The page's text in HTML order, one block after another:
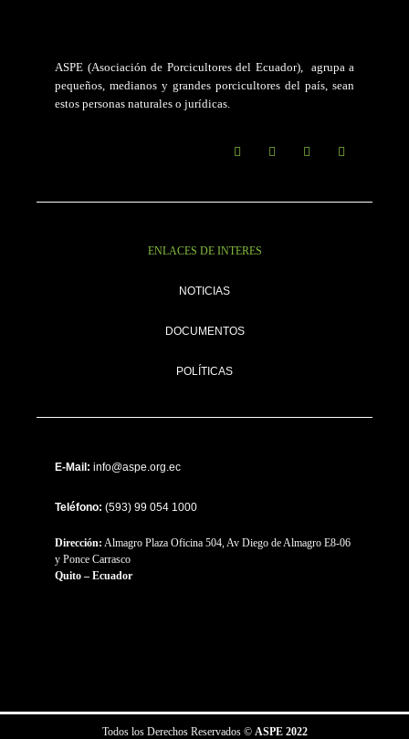
ASPE (Asociación de Porcicultores del Ecuador), agrupa a
pequeños, medianos y grandes porcicultores del país, sean
estos personas naturales o jurídicas.
ENLACES DE INTERES
NOTICIAS
DOCUMENTOS
POLÍTICAS
E-Mail: info@aspe.org.ec
Teléfono: (593) 99 054 1000
Dirección: Almagro Plaza Oficina 504, Av Diego de Almagro E8-06
y Ponce Carrasco
Quito – Ecuador
Todos los Derechos Reservados © ASPE 2022